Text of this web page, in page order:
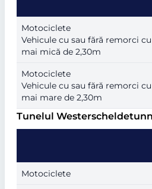
Motociclete
Vehicule cu sau fără remorci
mai mică de 2,30m
Motociclete
Vehicule cu sau fără remorci
mai mare de 2,30m
Tunelul
Motociclete